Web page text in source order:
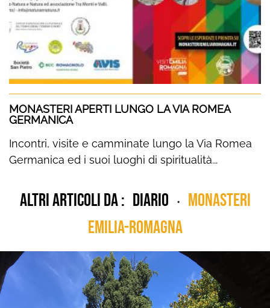
MONASTERI APERTI LUNGO LA VIA ROMEA
GERMANICA
Incontri, visite e camminate lungo la Via Romea
Germanica ed i suoi luoghi di spiritualità...
Altri articoli da : diario •
Monasteri
Emilia-Romagna